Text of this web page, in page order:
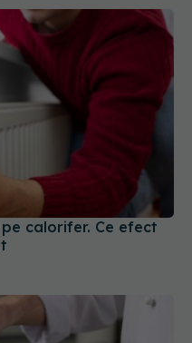
calorifer. Ce efect